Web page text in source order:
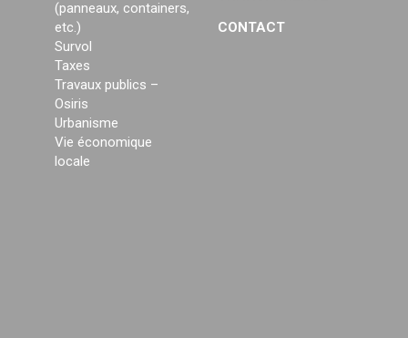
(panneaux, containers,
etc.)
Survol
Taxes
Travaux publics –
Osiris
Urbanisme
Vie économique
locale
CONTACT